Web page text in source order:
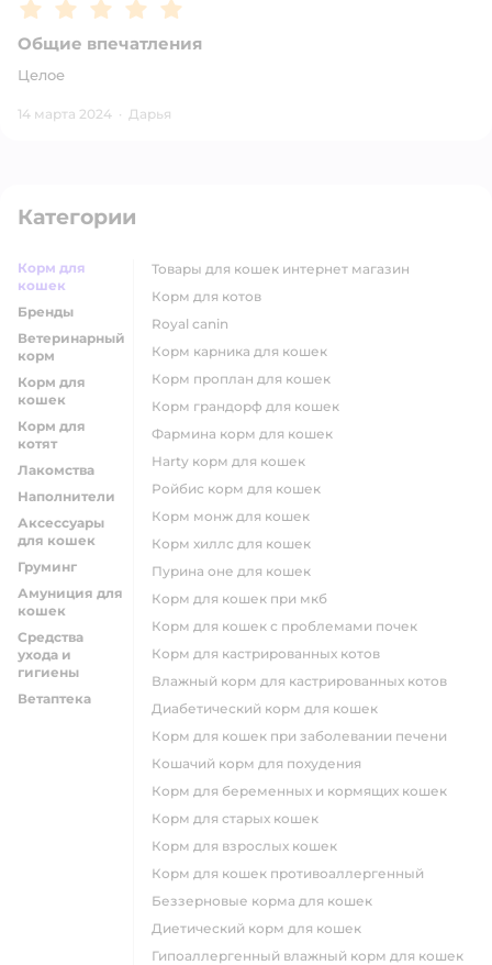
Общие впечатления
Целое
14 марта 2024 · Дарья
Категории
Корм для
кошек
Бренды
Ветеринарный
корм
Корм для
кошек
Корм для
котят
Лакомства
Наполнители
Аксессуары
для кошек
Груминг
Амуниция для
кошек
Средства
ухода и
гигиены
Ветаптека
товары для кошек интернет магазин
корм для котов
royal canin
корм карника для кошек
корм проплан для кошек
корм грандорф для кошек
фармина корм для кошек
harty корм для кошек
ройбис корм для кошек
корм монж для кошек
корм хиллс для кошек
пурина оне для кошек
корм для кошек при мкб
корм для кошек с проблемами почек
Корм для кастрированных котов
влажный корм для кастрированных котов
диабетический корм для кошек
корм для кошек при заболевании печени
кошачий корм для похудения
корм для беременных и кормящих кошек
корм для старых кошек
корм для взрослых кошек
корм для кошек противоаллергенный
беззерновые корма для кошек
диетический корм для кошек
гипоаллергенный влажный корм для кошек